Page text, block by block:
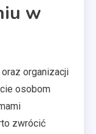
w
organizacji
osobom
zwrócić